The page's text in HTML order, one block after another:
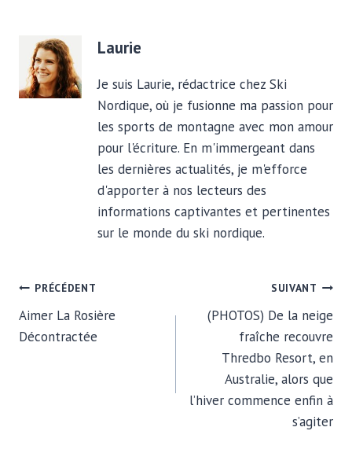
Laurie
Je suis Laurie, rédactrice chez Ski
Nordique, où je fusionne ma passion pour
les sports de montagne avec mon amour
pour l'écriture. En m'immergeant dans
les dernières actualités, je m'efforce
d'apporter à nos lecteurs des
informations captivantes et pertinentes
sur le monde du ski nordique.
NAVIGATION
DE
PRÉCÉDENT
Aimer La Rosière
Décontractée
SUIVANT
(PHOTOS) De la neige
fraîche recouvre
Thredbo Resort, en
Australie, alors que
l’hiver commence enfin à
s’agiter